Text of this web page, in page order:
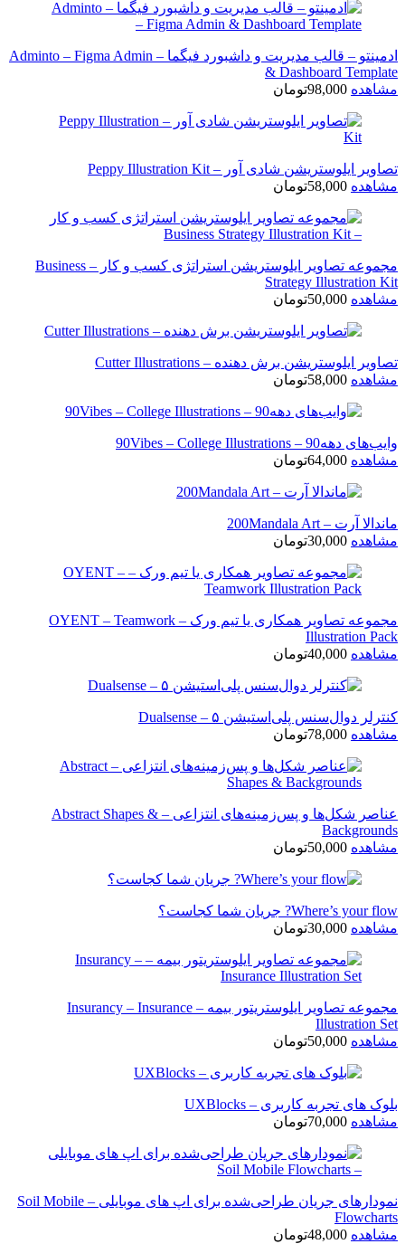
ادمینتو – قالب مدیریت و داشبورد فیگما – Adminto – Figma Admin
& Dashboard Template
مشاهده 98,000تومان
تصاویر ایلوستریشن شادی آور – Peppy Illustration Kit
مشاهده 58,000تومان
مجموعه تصاویر ایلوستریشن استراتژی کسب و کار – Business
Strategy Illustration Kit
مشاهده 50,000تومان
تصاویر ایلوستریشن برش دهنده – Cutter Illustrations
مشاهده 58,000تومان
وایب‌های دهه90 – 90Vibes – College Illustrations
مشاهده 64,000تومان
ماندالا آرت – 200Mandala Art
مشاهده 30,000تومان
مجموعه تصاویر همکاری یا تیم ورک – OYENT – Teamwork
Illustration Pack
مشاهده 40,000تومان
کنترلر دوال‌سنس پلی‌استیشن ۵ – Dualsense
مشاهده 78,000تومان
عناصر شکل‌ها و پس‌زمینه‌های انتزاعی – Abstract Shapes &
Backgrounds
مشاهده 50,000تومان
Where’s your flow? جریان شما کجاست؟
مشاهده 30,000تومان
مجموعه تصاویر ایلوستریتور بیمه – Insurancy – Insurance
Illustration Set
مشاهده 50,000تومان
بلوک های تجربه کاربری – UXBlocks
مشاهده 70,000تومان
نمودارهای جریان طراحی‌شده برای اپ های موبایلی – Soil Mobile
Flowcharts
مشاهده 48,000تومان